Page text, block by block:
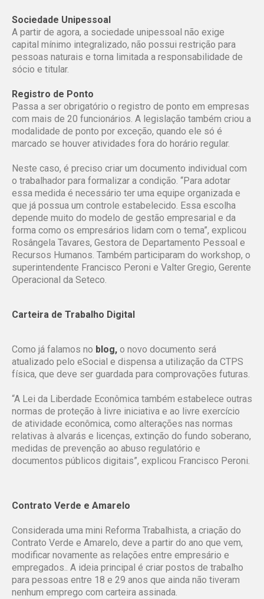
Sociedade Unipessoal
A partir de agora, a sociedade unipessoal não exige
capital mínimo integralizado, não possui restrição para
pessoas naturais e torna limitada a responsabilidade de
sócio e titular.
Registro de Ponto
Passa a ser obrigatório o registro de ponto em empresas
com mais de 20 funcionários. A legislação também criou a
modalidade de ponto por exceção, quando ele só é
marcado se houver atividades fora do horário regular.
Neste caso, é preciso criar um documento individual com
o trabalhador para formalizar a condição. “Para adotar
essa medida é necessário ter uma equipe organizada e
que já possua um controle estabelecido. Essa escolha
depende muito do modelo de gestão empresarial e da
forma como os empresários lidam com o tema”, explicou
Rosângela Tavares, Gestora de Departamento Pessoal e
Recursos Humanos. Também participaram do workshop, o
superintendente Francisco Peroni e Valter Gregio, Gerente
Operacional da Seteco.
Carteira de Trabalho Digital
Como já falamos no blog, o novo documento será
atualizado pelo eSocial e dispensa a utilização da CTPS
física, que deve ser guardada para comprovações futuras.
“A Lei da Liberdade Econômica também estabelece outras
normas de proteção à livre iniciativa e ao livre exercício
de atividade econômica, como alterações nas normas
relativas à alvarás e licenças, extinção do fundo soberano,
medidas de prevenção ao abuso regulatório e
documentos públicos digitais”, explicou Francisco Peroni.
Contrato Verde e Amarelo
Considerada uma mini Reforma Trabalhista, a criação do
Contrato Verde e Amarelo, deve a partir do ano que vem,
modificar novamente as relações entre empresário e
empregados.. A ideia principal é criar postos de trabalho
para pessoas entre 18 e 29 anos que ainda não tiveram
nenhum emprego com carteira assinada.